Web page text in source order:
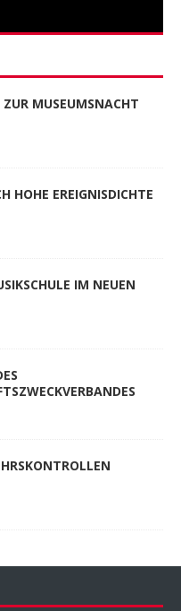
MUSEUMSNACHT
HOHE EREIGNISDICHTE
IM NEUEN